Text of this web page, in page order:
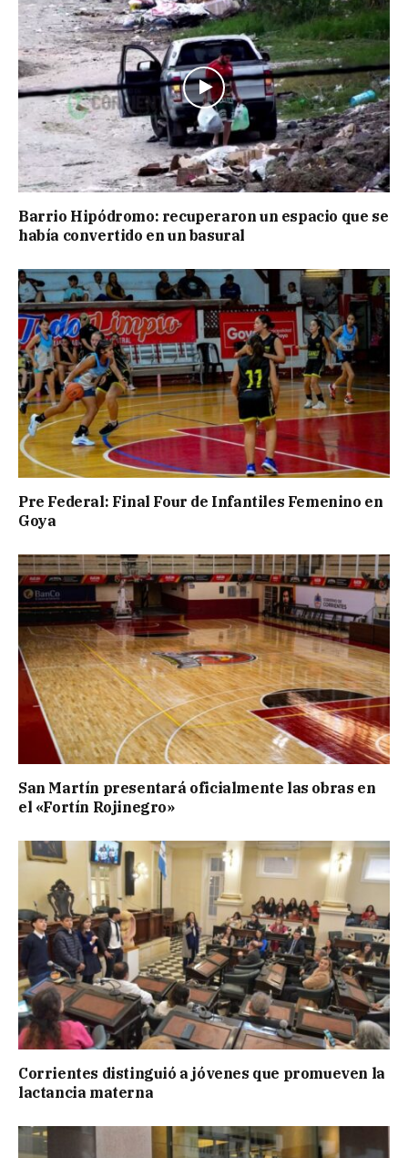
Barrio Hipódromo: recuperaron un espacio que se
había convertido en un basural
Pre Federal: Final Four de Infantiles Femenino en
Goya
San Martín presentará oficialmente las obras en
el «Fortín Rojinegro»
Corrientes distinguió a jóvenes que promueven la
lactancia materna